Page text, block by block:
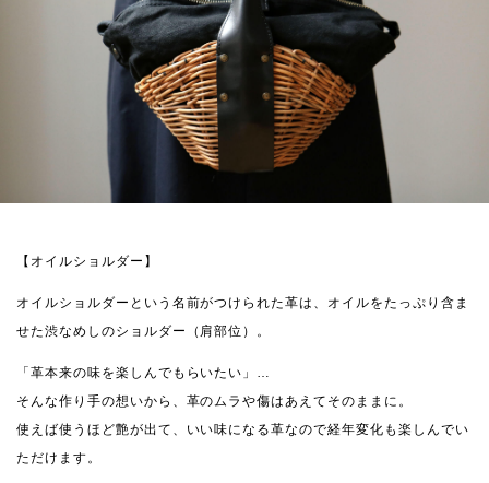
【オイルショルダー】
オイルショルダーという名前がつけられた革は、オイルをたっぷり含ま
せた渋なめしのショルダー（肩部位）。
「革本来の味を楽しんでもらいたい」…
そんな作り手の想いから、革のムラや傷はあえてそのままに。
使えば使うほど艶が出て、いい味になる革なので経年変化も楽しんでい
ただけます。